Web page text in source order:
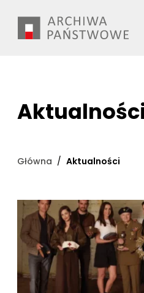
treści
Główna Aktualności